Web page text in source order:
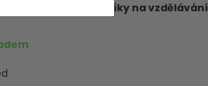
vybraný s odborníky na vzdělávání